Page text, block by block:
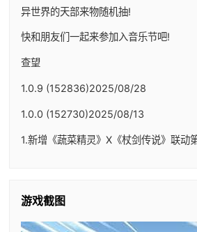
异世界的天部来物随机抽!
快和朋友们一起来参加入音乐节吧!
查望
1.0.9 (152836)2025/08/28
1.0.0 (152730)2025/08/13
1.新增《蔬菜精灵》X《杖剑传说》联
游戏截图